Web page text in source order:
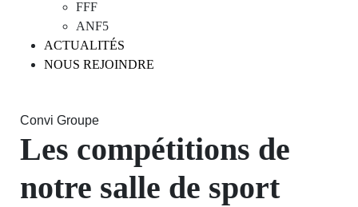
FFF
ANF5
ACTUALITÉS
NOUS REJOINDRE
Convi Groupe
Les compétitions de
notre salle de sport